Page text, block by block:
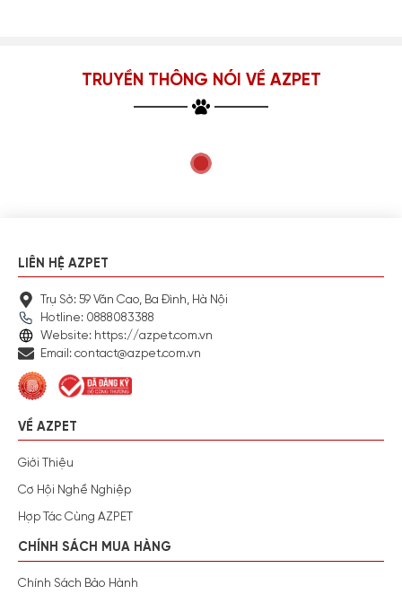
TRUYỀN THÔNG NÓI VỀ AZPET
LIÊN HỆ AZPET
Trụ Sở: 59 Văn Cao, Ba Đình, Hà Nội
Hotline: 0888083388
Website: https://azpet.com.vn
Email: contact@azpet.com.vn
VỀ AZPET
Giới Thiệu
Cơ Hội Nghề Nghiệp
Hợp Tác Cùng AZPET
CHÍNH SÁCH MUA HÀNG
Chính Sách Bảo Hành